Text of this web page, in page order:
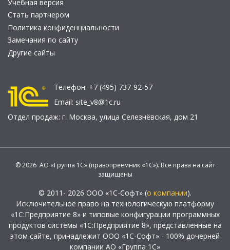
Учебная версия
Стать партнером
Политика конфиденциальности
Замечания по сайту
Другие сайты
Телефон: +7 (495) 737-92-57
Email: site_v8@1c.ru
Отдел продаж: г. Москва, улица Селезнёвская, дом 21
© 2026 АО «Группа 1С» (правопреемник «1С»). Все права на сайт
защищены
© 2011- 2026 ООО «1С-Софт» (о компании).
Исключительное право на технологическую платформу
«1С:Предприятие 8» и типовые конфигурации программных
продуктов системы «1С:Предприятие 8», представленные на
этом сайте, принадлежит ООО «1С-Софт» - 100% дочерней
компании АО «Группа 1С»